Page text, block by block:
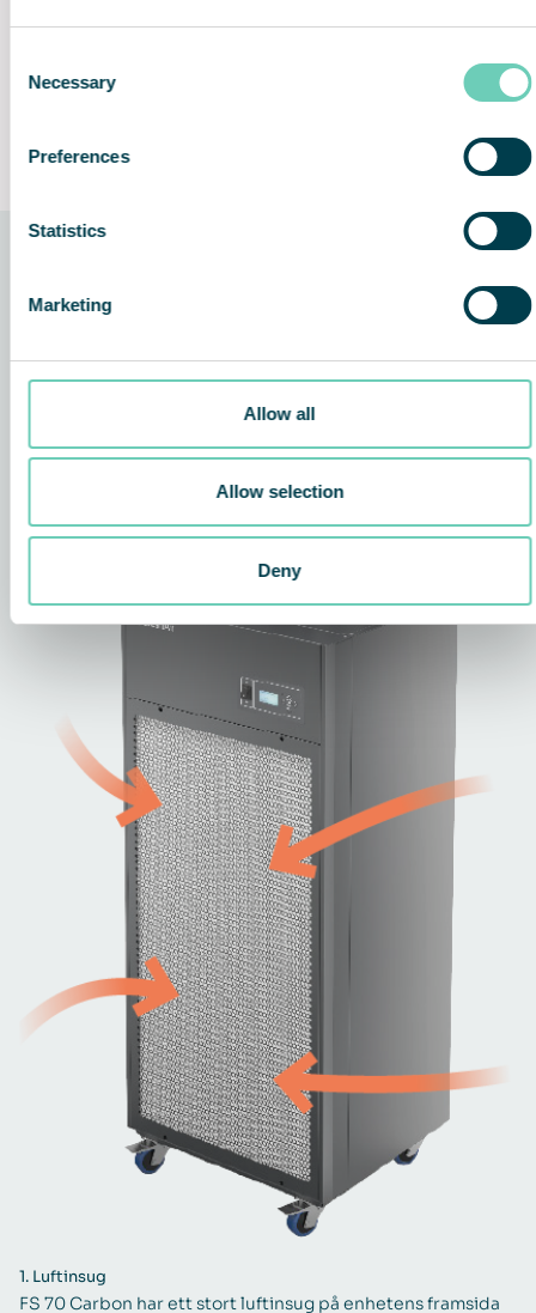
Selection
Necessary
Preferences
Statistics
Marketing
Allow all
Allow selection
Deny
luftﬂödesreglering
Tekniken bakom lösningen
1. Luftinsug
FS 70 Carbon har ett stort luftinsug på enhetens framsida